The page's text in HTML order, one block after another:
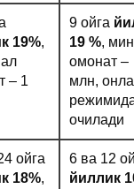
19%,
– 1
9 ойга
19 %,
омонат –
млн,
очилади
ойга
18%,
6 ва 12
йиллик